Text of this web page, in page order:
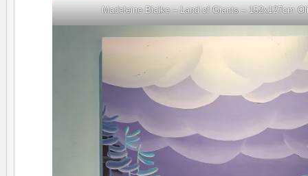
Madeleine Bialke – Land of Giants – 152x127cm